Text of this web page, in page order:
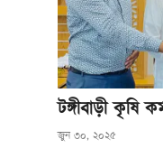
বিনোদন
সারাদেশ
খেলাধুলাটঙ্গীবাড়ী কৃষি
জুন ৩০, ২০২৫